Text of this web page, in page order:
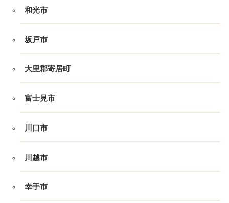
和光市
坂戸市
大里郡寄居町
富士見市
川口市
川越市
幸手市